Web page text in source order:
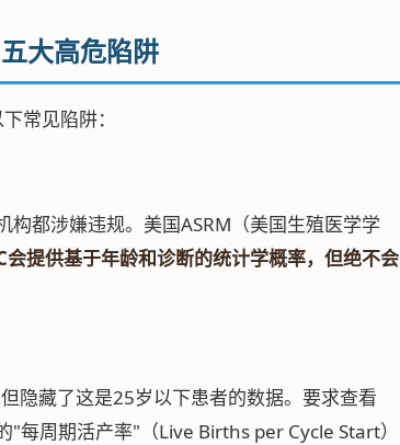
大高危陷阱
常见陷阱：
都涉嫌违规。美国ASRM（美国生殖医学学
提供基于年龄和诊断的统计学概率，但绝不会
隐藏了这是25岁以下患者的数据。要求查看
"每周期活产率"（Live Births per Cycle Start）